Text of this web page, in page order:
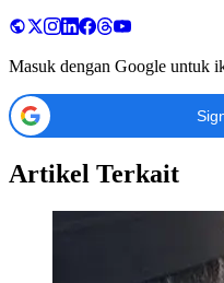
Masuk dengan Google untuk
Artikel Terkait